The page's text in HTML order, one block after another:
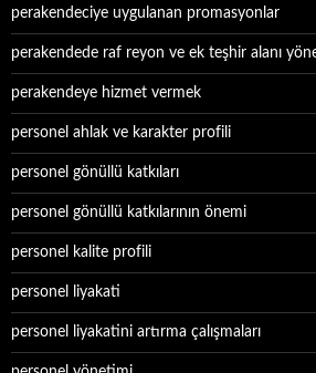
perakendeciye uygulanan promasyonlar
perakendede raf reyon ve ek teşhir alanı
perakendeye hizmet vermek
personel ahlak ve karakter profili
personel gönüllü katkıları
personel gönüllü katkılarının önemi
personel kalite profili
personel liyakati
personel liyakatini artırma çalışmaları